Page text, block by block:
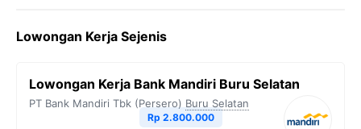
e
o
t
e
e
r
t
A
y
n
Lowongan Kerja Sejenis
Lowongan Kerja Bank Mandiri Buru Selatan
PT Bank Mandiri Tbk (Persero) Buru Selatan
Rp 2.800.000